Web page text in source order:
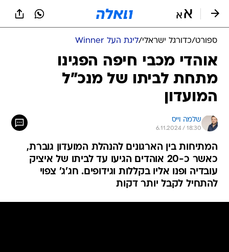
ספורט/כדורגל ישראלי/ליגת העל Winner
אוהדי מכבי חיפה הפגינו
מתחת לביתו של מנכ"ל
המועדון
שלמה וייס
6.11.2024 / 18:30
המתיחות בין הארגונים להנהלת המועדון גוברת,
כאשר כ-20 אוהדים הגיעו עד לביתו של איציק
עובדיה ופנו אליו בקללות וגידופים. חג'ג' צפוי
להתחיל לקבל יותר דקות